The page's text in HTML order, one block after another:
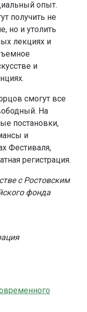
опыт.
получить не
но и утолить
лекциях и
и
смогут все
На
постановки,
и
Фестиваля,
регистрация.
с Ростовским
фонда